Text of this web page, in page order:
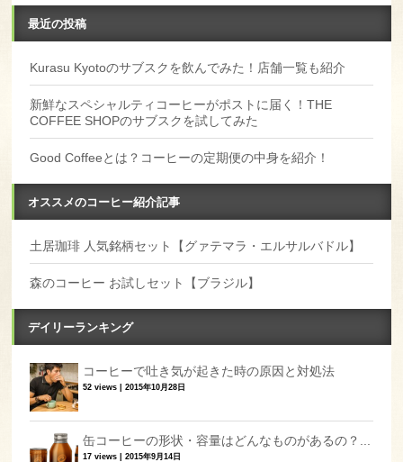
最近の投稿
Kurasu Kyotoのサブスクを飲んでみた！店舗一覧も紹介
新鮮なスペシャルティコーヒーがポストに届く！THE
COFFEE SHOPのサブスクを試してみた
Good Coffeeとは？コーヒーの定期便の中身を紹介！
オススメのコーヒー紹介記事
土居珈琲 人気銘柄セット【グァテマラ・エルサルバドル】
森のコーヒー お試しセット【ブラジル】
デイリーランキング
コーヒーで吐き気が起きた時の原因と対処法
52 views |2015年10月28日
缶コーヒーの形状・容量はどんなものがあるの？...
17 views |2015年9月14日